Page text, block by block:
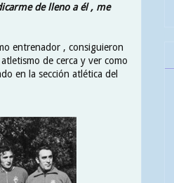
de lleno a él , me
entrenador , consiguieron
de cerca y ver como
en la sección atlética del